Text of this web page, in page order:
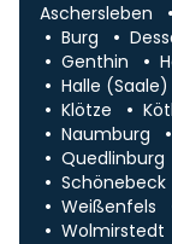
Aschersleben
Burg
Genthin
Halle (Saale)
Klötze
Naumburg
Quedlinburg
Schönebeck
Weißenfels
Wolmirstedt